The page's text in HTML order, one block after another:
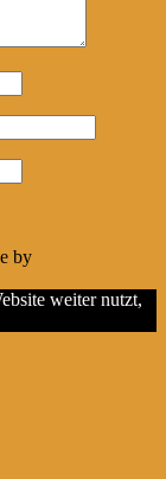
by
weiter nutzt,